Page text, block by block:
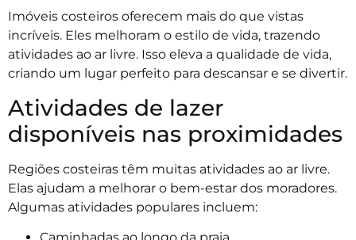
Imóveis costeiros oferecem mais do que vistas
incríveis. Eles melhoram o estilo de vida, trazendo
atividades ao ar livre. Isso eleva a qualidade de vida,
criando um lugar perfeito para descansar e se divertir.
Atividades de lazer
disponíveis nas proximidades
Regiões costeiras têm muitas atividades ao ar livre.
Elas ajudam a melhorar o bem-estar dos moradores.
Algumas atividades populares incluem: